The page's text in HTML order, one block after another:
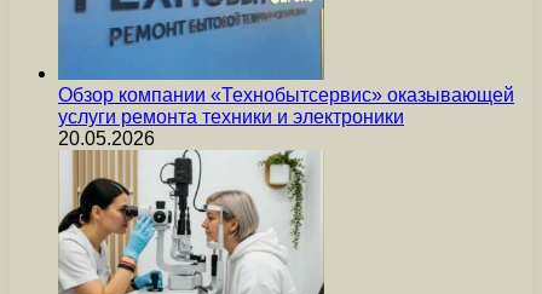
Обзор компании «Технобытсервис» оказывающей
услуги ремонта техники и электроники
20.05.2026